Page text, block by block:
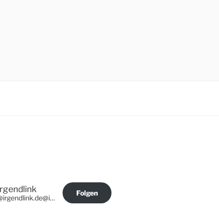
@irgendlink.de@irgendlink.de
Folgen